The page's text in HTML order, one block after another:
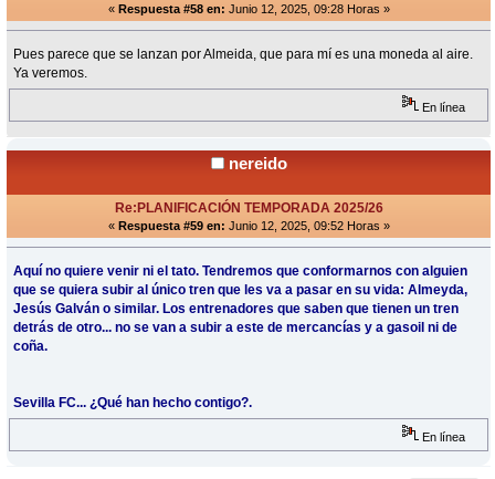
« Respuesta #58 en: Junio 12, 2025, 09:28 Horas »
Pues parece que se lanzan por Almeida, que para mí es una moneda al aire.
Ya veremos.
En línea
nereido
Re:PLANIFICACIÓN TEMPORADA 2025/26
« Respuesta #59 en: Junio 12, 2025, 09:52 Horas »
Aquí no quiere venir ni el tato. Tendremos que conformarnos con alguien
que se quiera subir al único tren que les va a pasar en su vida: Almeyda,
Jesús Galván o similar. Los entrenadores que saben que tienen un tren
detrás de otro... no se van a subir a este de mercancías y a gasoil ni de
coña.
Sevilla FC... ¿Qué han hecho contigo?.
En línea